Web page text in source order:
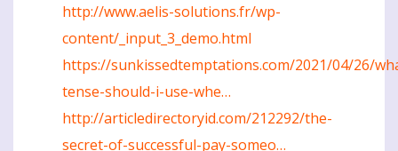
http://www.aelis-solutions.fr/wp-
content/_input_3_demo.html
https://sunkissedtemptations.com/2021/04/26/
tense-should-i-use-whe…
http://articledirectoryid.com/212292/the-
secret-of-successful-pay-someo…